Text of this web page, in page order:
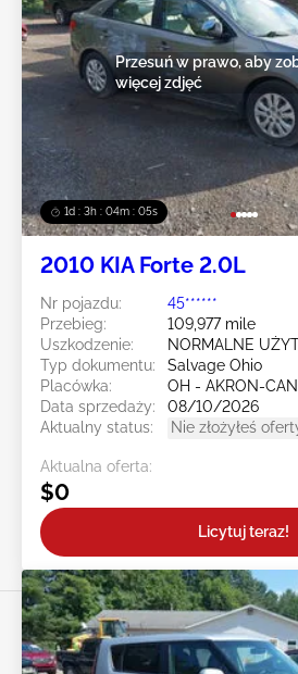
1d : 3h : 04m : 02s
Przesuń w prawo, aby
więcej zdjęć
2010 KIA Forte 2.0L
Nr pojazdu:
45******
Przebieg:
109,977 mile
Uszkodzenie:
NORMALNE
Typ dokumentu:
Salvage Ohio
Placówka:
OH - AKRON-
Data sprzedaży:
08/10/2026
Aktualny status:
Nie złożyłeś
Aktualna oferta:
$0
Licytuj teraz!